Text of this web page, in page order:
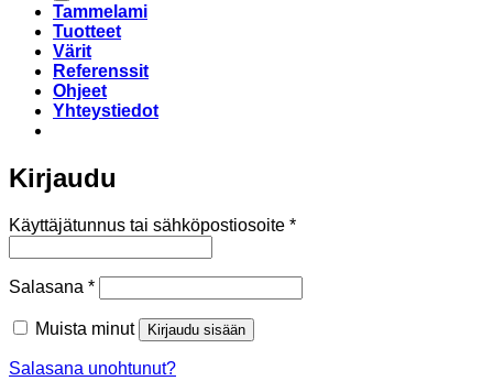
Tammelami
Tuotteet
Värit
Referenssit
Ohjeet
Yhteystiedot
Kirjaudu
Käyttäjätunnus tai sähköpostiosoite *Vaaditaan
Salasana *Vaaditaan
Muista minut Kirjaudu sisään
Salasana unohtunut?